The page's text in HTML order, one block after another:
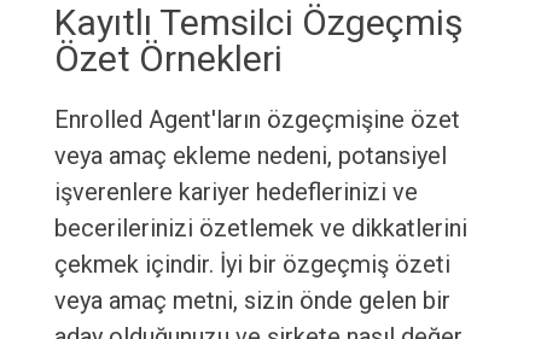
Kayıtlı Temsilci Özgeçmiş
Özet Örnekleri
Enrolled Agent'ların özgeçmişine özet
veya amaç ekleme nedeni, potansiyel
işverenlere kariyer hedeflerinizi ve
becerilerinizi özetlemek ve dikkatlerini
çekmek içindir. İyi bir özgeçmiş özeti
veya amaç metni, sizin önde gelen bir